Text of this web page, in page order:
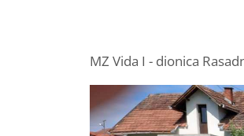
MZ Vida I - dionica